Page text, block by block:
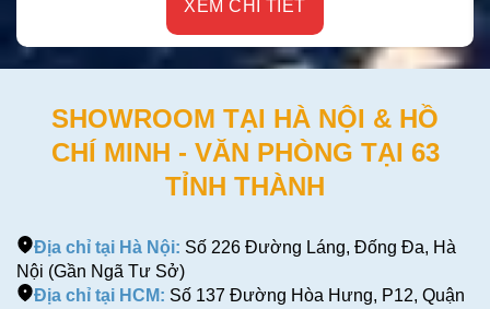
XEM CHI TIẾT
SHOWROOM TẠI HÀ NỘI & HỒ
CHÍ MINH - VĂN PHÒNG TẠI 63
TỈNH THÀNH
Địa chỉ tại Hà Nội: Số 226 Đường Láng, Đống Đa, Hà
Nội (Gần Ngã Tư Sở)
Địa chỉ tại HCM: Số 137 Đường Hòa Hưng, P12, Quận